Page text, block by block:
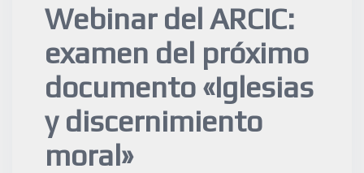
Webinar del ARCIC:
examen del próximo
documento «Iglesias
y discernimiento
moral»